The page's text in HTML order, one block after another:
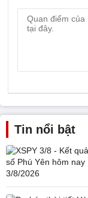
Tin nổi bật